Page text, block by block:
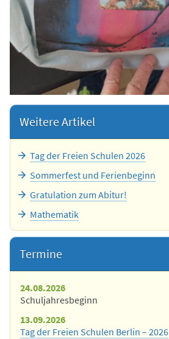
Weitere Artikel
Tag der Freien Schulen 2026
Sommerfest und Ferienbeginn
Gratulation zum Abitur!
Mathematik
Termine
24.08.2026
Schuljahresbeginn
13.09.2026
Tag der Freien Schulen Berlin – 2026